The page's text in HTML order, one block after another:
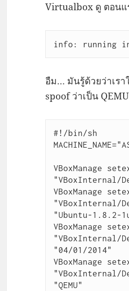
Virtualbox ดู ตอน
info: running
อืม… มันรู้ด้วยว่าเร
spoof ว่าเป็น
#!/bin/sh
VBoxManage
"VBoxInternal/
VBoxManage
"VBoxInternal/
"Ubuntu-1.8.2-
VBoxManage
"VBoxInternal/
"04/01/2014"
VBoxManage
"VBoxInternal/
"QEMU"